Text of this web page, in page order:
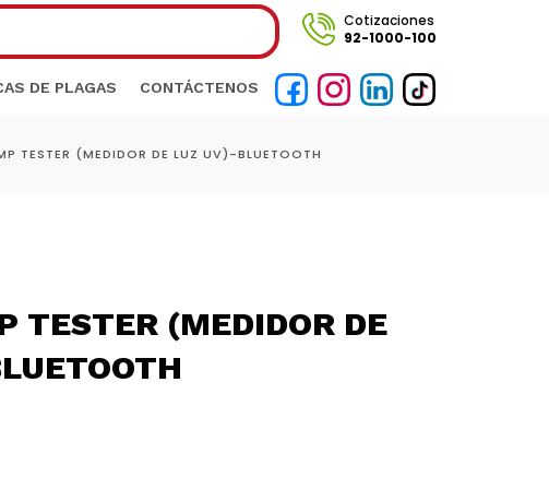
Cotizaciones
92-1000-100
DE PLAGAS CONTÁCTENOS
TESTER (MEDIDOR DE LUZ UV)-BLUETOOTH
TESTER (MEDIDOR DE